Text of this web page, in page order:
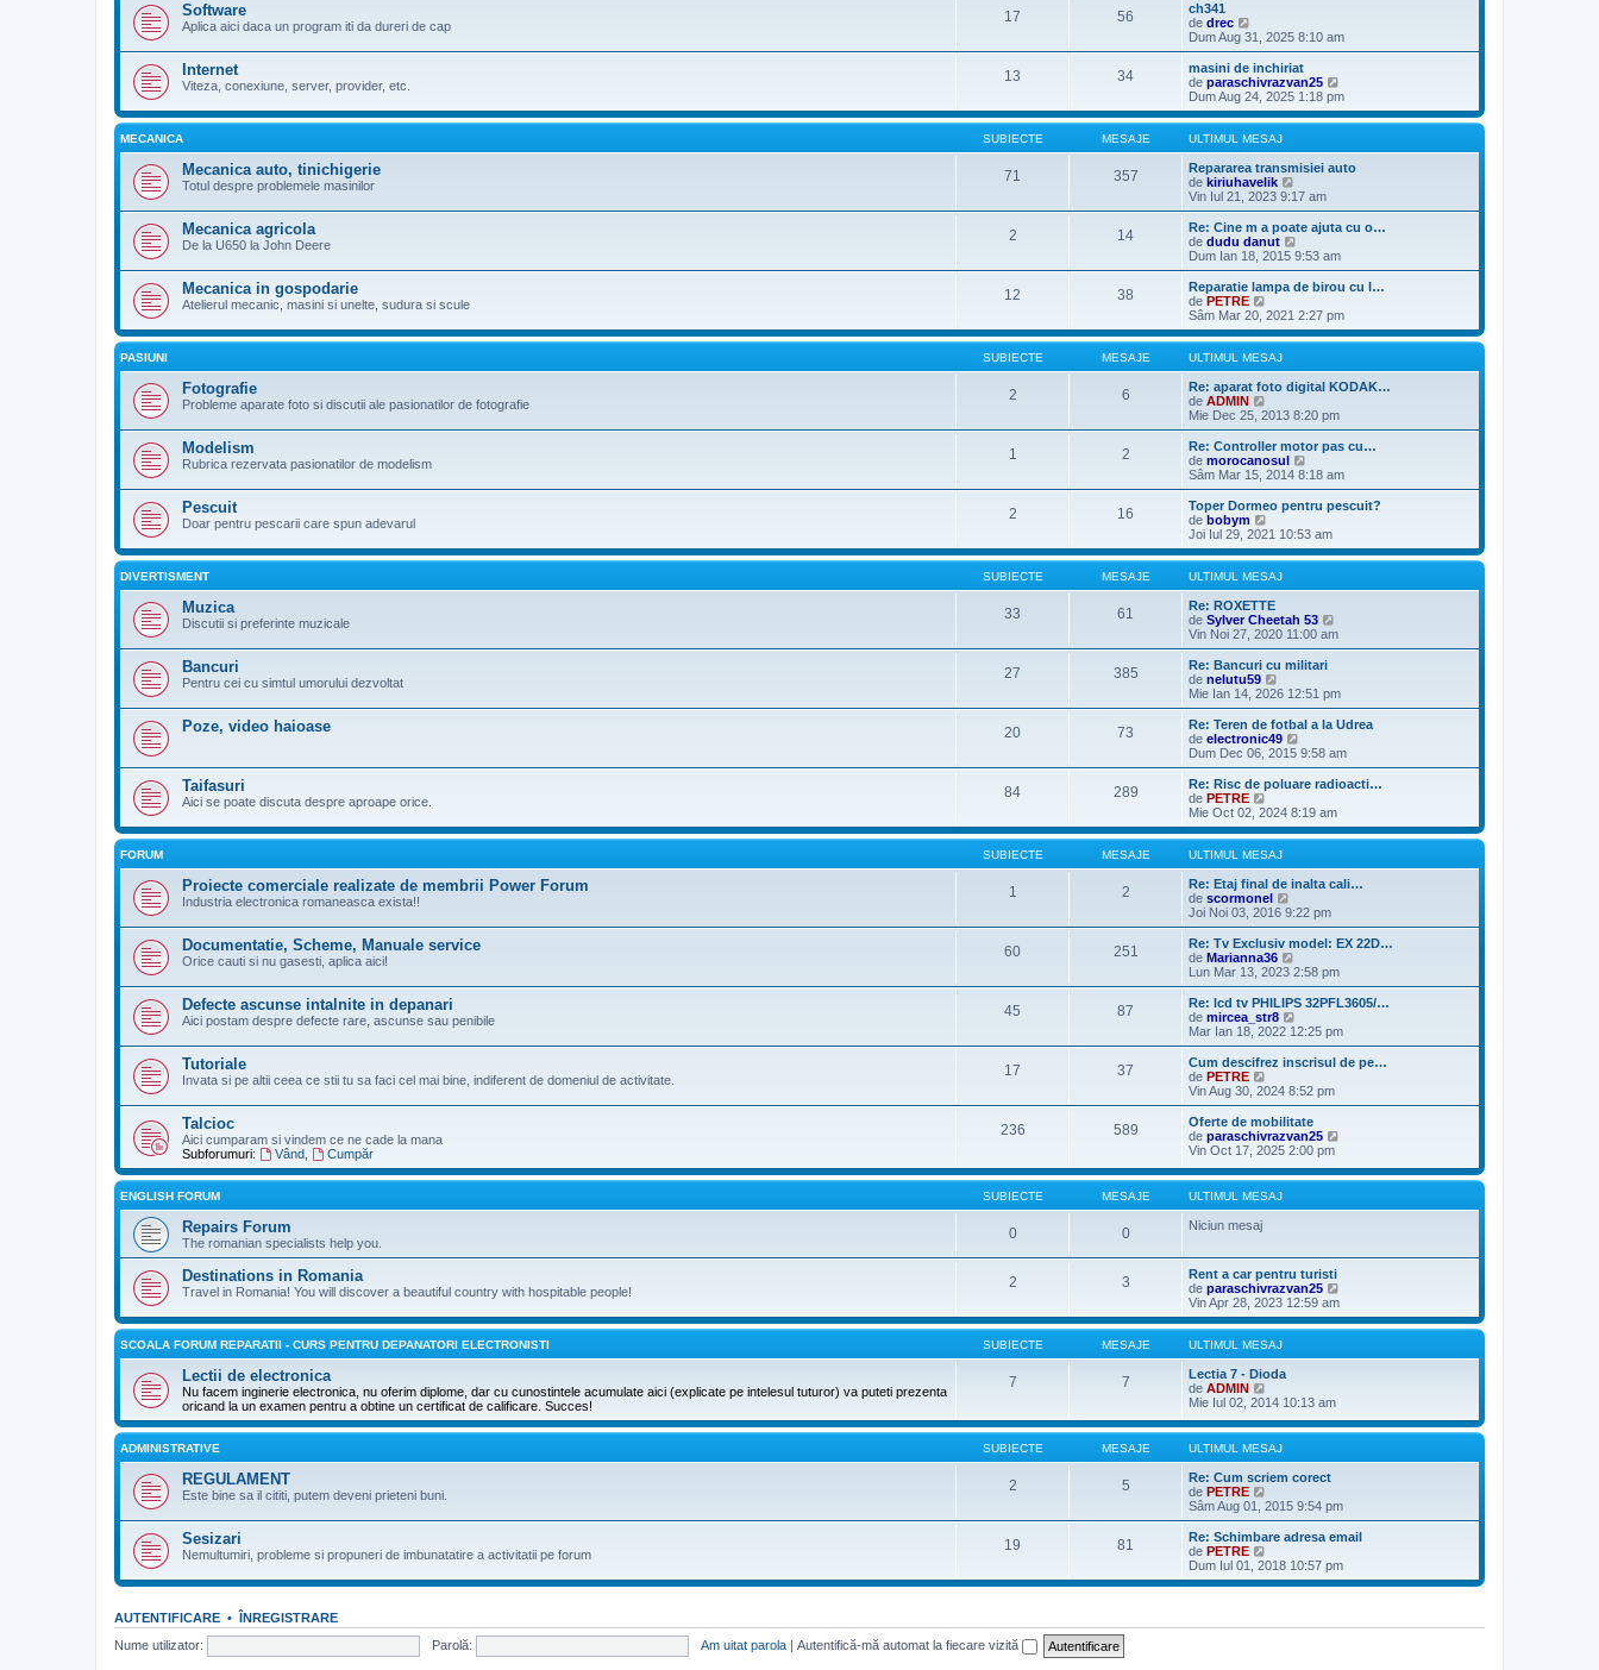
e
a
j
l
m
u
l
m
a
j
Software
Aplica aici daca un program iti da dureri de cap
17 56
ch341
de drec
e
z
i
u
l
i
m
u
l
m
e
j
Dum Aug 31, 2025 8:10 am
Internet
Viteza, conexiune, server, provider, etc.
13 34
masini de inchiriat
de paraschivrazvan25
e
z
i
l
t
u
l
e
j
Dum Aug 24, 2025 1:18 pm
MECANICA SUBIECTE MESAJE ULTIMUL MESAJ
Mecanica auto, tinichigerie
Totul despre problemele masinilor
71 357
Repararea transmisiei auto
de kiriuhavelik
e
z
i
u
l
m
u
m
a
j
Vin Iul 21, 2023 9:17 am
Mecanica agricola
De la U650 la John Deere
2 14
Re: Cine m a poate ajuta cu o…
de dudu danut
e
z
i
l
i
u
l
m
e
a
j
Dum Ian 18, 2015 9:53 am
Mecanica in gospodarie
Atelierul mecanic, masini si unelte, sudura si scule
12 38
Reparatie lampa de birou cu l…
de PETRE
e
z
i
u
l
t
m
u
l
m
e
j
Sâm Mar 20, 2021 2:27 pm
PASIUNI SUBIECTE MESAJE ULTIMUL MESAJ
Fotografie
Probleme aparate foto si discutii ale pasionatilor de fotografie
2 6
Re: aparat foto digital KODAK…
de ADMIN
e
z
i
u
l
m
u
l
m
e
s
a
j
Mie Dec 25, 2013 8:20 pm
Modelism
Rubrica rezervata pasionatilor de modelism
1 2
Re: Controller motor pas cu…
de morocanosul
e
z
i
l
i
u
m
e
a
j
Sâm Mar 15, 2014 8:18 am
Pescuit
Doar pentru pescarii care spun adevarul
2 16
Toper Dormeo pentru pescuit?
de bobym
e
z
i
u
l
t
i
m
u
l
m
e
a
Joi Iul 29, 2021 10:53 am
DIVERTISMENT SUBIECTE MESAJE ULTIMUL MESAJ
Muzica
Discutii si preferinte muzicale
33 61
Re: ROXETTE
de Sylver Cheetah 53
e
z
l
i
m
l
e
a
j
Vin Noi 27, 2020 11:00 am
Bancuri
Pentru cei cu simtul umorului dezvoltat
27 385
Re: Bancuri cu militari
de nelutu59
e
z
i
u
l
i
m
u
l
m
e
s
a
j
Mie Ian 14, 2026 12:51 pm
Poze, video haioase 20 73
Re: Teren de fotbal a la Udrea
de electronic49
e
z
i
l
i
u
l
e
j
Dum Dec 06, 2015 9:58 am
Taifasuri
Aici se poate discuta despre aproape orice.
84 289
Re: Risc de poluare radioacti…
de PETRE
e
z
i
u
l
t
i
m
u
l
m
e
a
j
Mie Oct 02, 2024 8:19 am
FORUM SUBIECTE MESAJE ULTIMUL MESAJ
Proiecte comerciale realizate de membrii Power Forum
Industria electronica romaneasca exista!!
1 2
Re: Etaj final de inalta cali…
de scormonel
e
z
i
u
l
i
m
u
l
e
a
j
Joi Noi 03, 2016 9:22 pm
Documentatie, Scheme, Manuale service
Orice cauti si nu gasesti, aplica aici!
60 251
Re: Tv Exclusiv model: EX 22D…
de Marianna36
e
z
i
l
m
u
l
e
s
a
j
Lun Mar 13, 2023 2:58 pm
Defecte ascunse intalnite in depanari
Aici postam despre defecte rare, ascunse sau penibile
45 87
Re: lcd tv PHILIPS 32PFL3605/…
de mircea_str8
e
z
i
l
m
u
l
m
e
a
Mar Ian 18, 2022 12:25 pm
Tutoriale
Invata si pe altii ceea ce stii tu sa faci cel mai bine, indiferent de domeniul de activitate.
17 37
Cum descifrez inscrisul de pe…
de PETRE
e
z
i
u
l
i
m
u
s
a
j
Vin Aug 30, 2024 8:52 pm
Talcioc
Aici cumparam si vindem ce ne cade la mana
Subforumuri:
Vând, Cumpăr
236 589
Oferte de mobilitate
de paraschivrazvan25
i
u
s
a
Vin Oct 17, 2025 2:00 pm
ENGLISH FORUM SUBIECTE MESAJE ULTIMUL MESAJ
Repairs Forum
The romanian specialists help you.
0 0 Niciun mesaj
Destinations in Romania
Travel in Romania! You will discover a beautiful country with hospitable people!
2 3
Rent a car pentru turisti
de paraschivrazvan25
z
i
l
l
j
Vin Apr 28, 2023 12:59 am
SCOALA FORUM REPARATII - CURS PENTRU DEPANATORI ELECTRONISTI SUBIECTE MESAJE ULTIMUL MESAJ
Lectii de electronica
Nu facem inginerie electronica, nu oferim diplome, dar cu cunostintele acumulate aici (explicate pe intelesul tuturor) va puteti prezenta
oricand la un examen pentru a obtine un certificat de calificare. Succes!
7 7
Lectia 7 - Dioda
de ADMIN
e
i
u
t
i
m
u
m
e
s
a
Mie Iul 02, 2014 10:13 am
ADMINISTRATIVE SUBIECTE MESAJE ULTIMUL MESAJ
REGULAMENT
Este bine sa il cititi, putem deveni prieteni buni.
2 5
Re: Cum scriem corect
de PETRE
e
z
i
l
i
l
Sâm Aug 01, 2015 9:54 pm
Sesizari
Nemultumiri, probleme si propuneri de imbunatatire a activitatii pe forum
19 81
Re: Schimbare adresa email
de PETRE
e
z
Dum Iul 01, 2018 10:57 pm
AUTENTIFICARE • ÎNREGISTRARE
Nume utilizator:
Parolă: Am uitat parola | Autentifică-mă automat la fiecare vizită